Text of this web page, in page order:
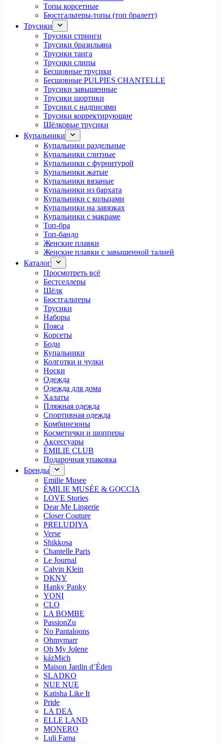
Топы корсетные
Бюстгальтеры-топы (топ бралетт)
Трусики
Трусики стринги
Трусики бразильяна
Трусики танга
Трусики слипы
Бесшовные трусики
Бесшовные PULPIES CHANTELLE
Трусики завышенные
Трусики шортики
Трусики с надписями
Трусики корректирующие
Шёлковые трусики
Купальники
Купальники раздельные
Купальники слитные
Купальники с фурнитурой
Купальники жатые
Купальники вязаные
Купальники из бархата
Купальники с кольцами
Купальники на завязках
Купальники с макраме
Топ-бра
Топ-бандо
Женские плавки
Женские плавки с завышенной талией
Каталог
Просмотреть всё
Бестселлеры
Шёлк
Бюстгальтеры
Трусики
Наборы
Пояса
Корсеты
Боди
Купальники
Колготки и чулки
Носки
Одежда
Одежда для дома
Халаты
Пляжная одежда
Спортивная одежда
Комбинезоны
Косметички и шопперы
Аксессуары
ÉMILIE CLUB
Подарочная упаковка
Бренды
Emilie Musee
ÉMILIE MUSÉE & GOCCIA
LOVE Stories
Dear Me Lingerie
Closer Couture
PRELUDIYA
Verse
Shikkosa
Chantelle Paris
Le Journal
Calvin Klein
DKNY
Hanky Panky
YONI
CLO
LA BOMBE
PassionZu
No Pantaloons
Ohmymarr
Oh My Jolene
kázMich
Maison Jardin d’Éden
SLADKO
NUE NUE
Katisha Like It
Pride
LA DEA
ELLE LAND
MONERO
Luli Fama